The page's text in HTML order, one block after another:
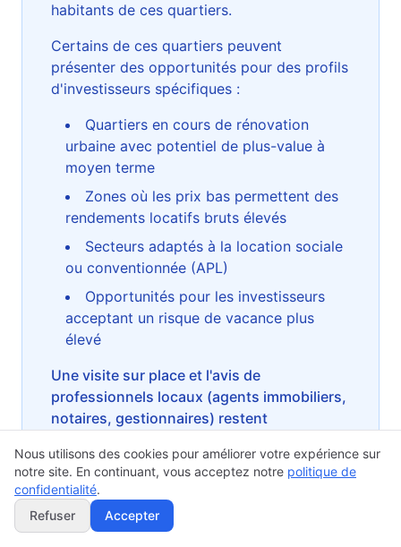
habitants de ces quartiers.
Certains de ces quartiers peuvent
présenter des opportunités pour des profils
d'investisseurs spécifiques :
Quartiers en cours de rénovation
urbaine avec potentiel de plus-value à
moyen terme
Zones où les prix bas permettent des
rendements locatifs bruts élevés
Secteurs adaptés à la location sociale
ou conventionnée (APL)
Opportunités pour les investisseurs
acceptant un risque de vacance plus
élevé
Une visite sur place et l'avis de
professionnels locaux (agents immobiliers,
notaires, gestionnaires) restent
d'investissement.
Nous utilisons des cookies pour améliorer votre expérience sur
notre site. En continuant, vous acceptez notre politique de
confidentialité.
Refuser
Accepter